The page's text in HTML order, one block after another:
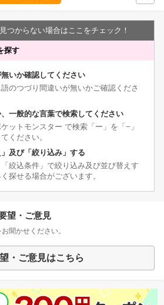
つからない場合はここをチェック！
探す
いか確認してください
のつづり間違いが無いかご確認くださ
一般的な言葉で検索してください
トモンスター で検索「ー」を「−」
ください。
及び「絞り込み」する
絞込条件」で絞り込み及び並び替えす
探せる場合がございます。
望・ご意見
聞かせください。
・ご意見はこちら